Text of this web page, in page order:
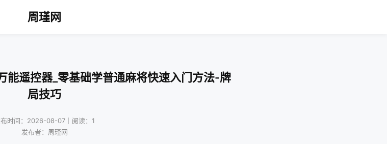
周瑾网
能遥控器_零基础学普通麻将快速入门方法-牌
局技巧
时间：2026-08-07｜阅读：1
发布者：周瑾网